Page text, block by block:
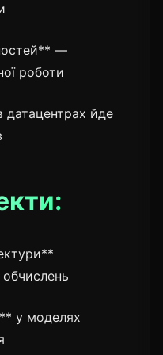
—
роботи
датацентрах йде
у моделях